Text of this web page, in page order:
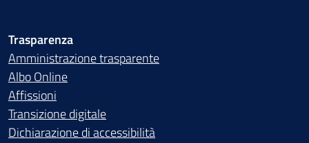
Trasparenza
Amministrazione trasparente
Albo Online
Affissioni
Transizione digitale
Dichiarazione di accessibilità